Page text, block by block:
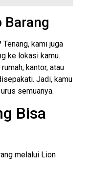
Barang
kami juga
ke lokasi kamu.
kantor, atau
Jadi, kamu
semuanya.
Bisa
melalui Lion